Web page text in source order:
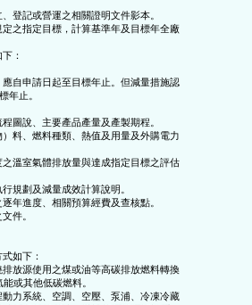
登記或營運之相關證明文件影本。
之指定目標，計算基準年及目標年全廠
：
應自申請日起至目標年止。但減量措施認
圖說、主要產品產量及產製期程。
）料、燃料種類、熱值及用量及外購電力
之溫室氣體排放量與達成指定目標之評估
規劃及減量成效計算說明。
年進度、相關預算經費及查核點。
件。
如下：
放源使用之煤或油等高碳排放燃料轉換
力系統、空調、空壓、泵浦、冷凍冷藏